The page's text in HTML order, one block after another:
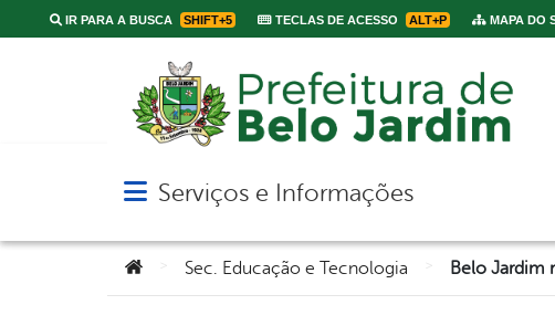
IR PARA A BUSCA SHIFT+5 TECLAS DE ACESSO ALT+P MAPA DO
Abrir menu principal de navegação
Serviços e Informações
Você está aqui:Sec. Educação e Tecnologia